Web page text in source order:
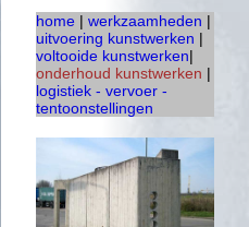
home | werkzaamheden |
uitvoering kunstwerken |
voltooide kunstwerken|
onderhoud kunstwerken |
logistiek - vervoer -
tentoonstellingen